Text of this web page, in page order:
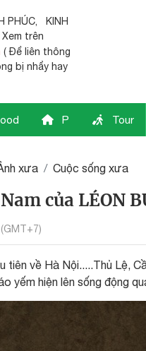
PHÚC,
KINH
trên
( Để liên thông
bị nhẩy hay
P Tour
xưa Cuộc sống xưa
của LÉON
tiên về Hà Nội.....Thủ Lệ,
yếm hiện lên sống động